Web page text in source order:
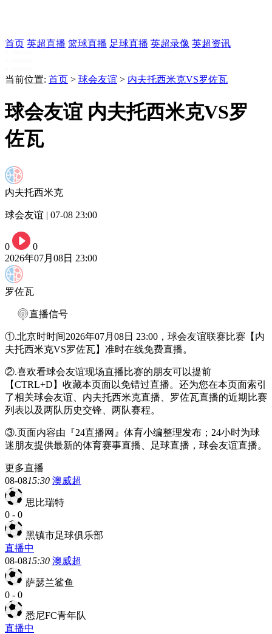
首页 英超直播 篮球直播 足球直播 英超录像 英超资讯
当前位置: 首页 > 球会友谊 > 内夫托西米克VS罗佐瓦
球会友谊 内夫托西米克VS罗
佐瓦
内夫托西米克
球会友谊 | 07-08 23:00
0
0
2026年07月08日 23:00
罗佐瓦
直播信号
①.北京时时间2026年07月08日 23:00，球会友谊联赛比赛【内
夫托西米克VS罗佐瓦】准时在线免费直播。
②.喜欢看球会友谊现场直播比赛的朋友可以提前
【CTRL+D】收藏本页面以免错过直播。还为您在本页面索引
了相关球会友谊、内夫托西米克直播、罗佐瓦直播的近期比赛
列表以及两队历史交锋、两队赛程。
③.页面内容由『24直播网』体育小编整理发布；24小时为球
迷朋友提供最新的体育赛事直播、足球直播，球会友谊直播。
更多直播
08-0815:30 澳威超
思比瑞特
0 - 0
黑镇市足球俱乐部
直播中
08-0815:30 澳威超
萨瑟兰鲨鱼
0 - 0
悉尼FC青年队
直播中